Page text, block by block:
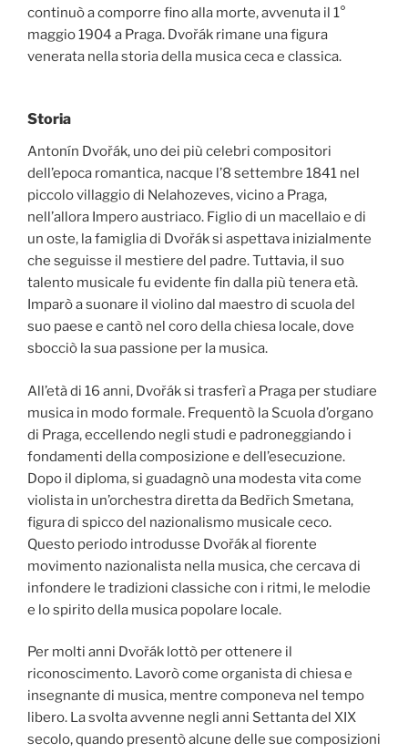
continuò a comporre fino alla morte, avvenuta il 1°
maggio 1904 a Praga. Dvořák rimane una figura
venerata nella storia della musica ceca e classica.
Storia
Antonín Dvořák, uno dei più celebri compositori
dell’epoca romantica, nacque l’8 settembre 1841 nel
piccolo villaggio di Nelahozeves, vicino a Praga,
nell’allora Impero austriaco. Figlio di un macellaio e di
un oste, la famiglia di Dvořák si aspettava inizialmente
che seguisse il mestiere del padre. Tuttavia, il suo
talento musicale fu evidente fin dalla più tenera età.
Imparò a suonare il violino dal maestro di scuola del
suo paese e cantò nel coro della chiesa locale, dove
sbocciò la sua passione per la musica.
All’età di 16 anni, Dvořák si trasferì a Praga per studiare
musica in modo formale. Frequentò la Scuola d’organo
di Praga, eccellendo negli studi e padroneggiando i
fondamenti della composizione e dell’esecuzione.
Dopo il diploma, si guadagnò una modesta vita come
violista in un’orchestra diretta da Bedřich Smetana,
figura di spicco del nazionalismo musicale ceco.
Questo periodo introdusse Dvořák al fiorente
movimento nazionalista nella musica, che cercava di
infondere le tradizioni classiche con i ritmi, le melodie
e lo spirito della musica popolare locale.
Per molti anni Dvořák lottò per ottenere il
riconoscimento. Lavorò come organista di chiesa e
insegnante di musica, mentre componeva nel tempo
libero. La svolta avvenne negli anni Settanta del XIX
secolo, quando presentò alcune delle sue composizioni